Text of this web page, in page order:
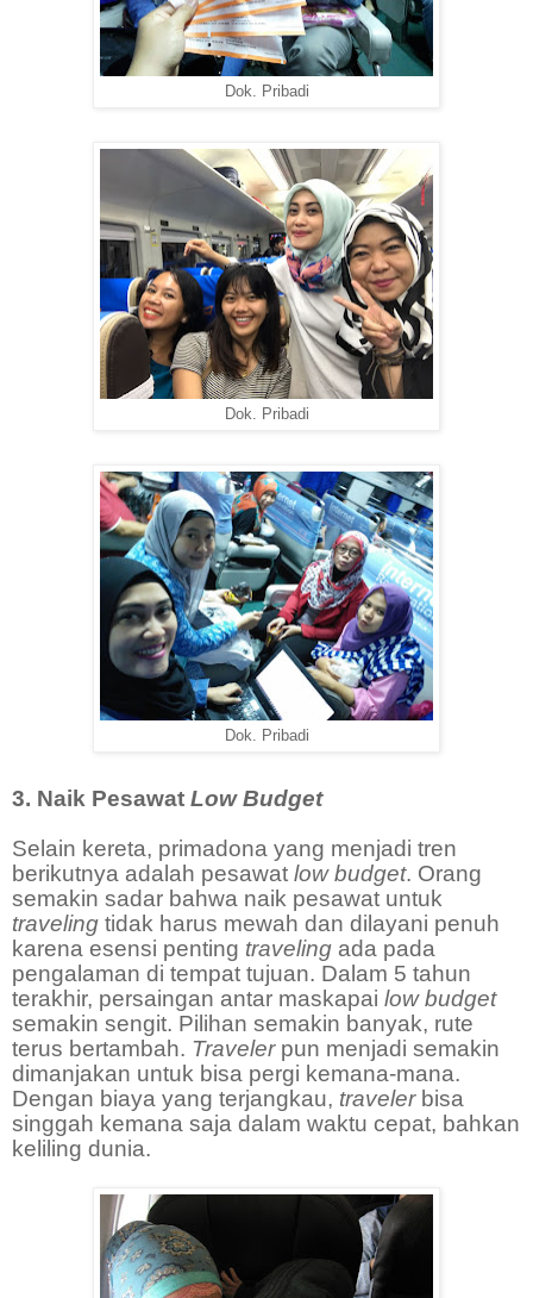
Dok. Pribadi
Dok. Pribadi
Dok. Pribadi
3. Naik Pesawat Low Budget
Selain kereta, primadona yang menjadi tren
berikutnya adalah pesawat low budget. Orang
semakin sadar bahwa naik pesawat untuk
traveling tidak harus mewah dan dilayani penuh
karena esensi penting traveling ada pada
pengalaman di tempat tujuan. Dalam 5 tahun
terakhir, persaingan antar maskapai low budget
semakin sengit. Pilihan semakin banyak, rute
terus bertambah. Travelerpun menjadi semakin
dimanjakan untuk bisa pergi kemana-mana.
Dengan biaya yang terjangkau, travelerbisa
singgah kemana saja dalam waktu cepat, bahkan
keliling dunia.